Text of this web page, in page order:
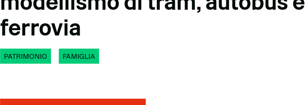
ferrovia
PATRIMONIO FAMIGLIA